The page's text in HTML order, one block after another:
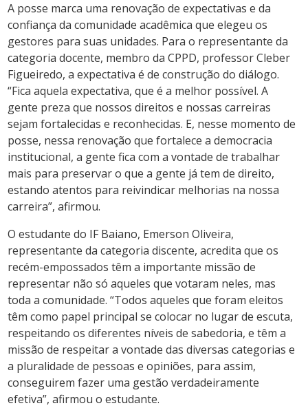
A posse marca uma renovação de expectativas e da
confiança da comunidade acadêmica que elegeu os
gestores para suas unidades. Para o representante da
categoria docente, membro da CPPD, professor Cleber
Figueiredo, a expectativa é de construção do diálogo.
“Fica aquela expectativa, que é a melhor possível. A
gente preza que nossos direitos e nossas carreiras
sejam fortalecidas e reconhecidas. E, nesse momento de
posse, nessa renovação que fortalece a democracia
institucional, a gente fica com a vontade de trabalhar
mais para preservar o que a gente já tem de direito,
estando atentos para reivindicar melhorias na nossa
carreira”, afirmou.
O estudante do IF Baiano, Emerson Oliveira,
representante da categoria discente, acredita que os
recém-empossados têm a importante missão de
representar não só aqueles que votaram neles, mas
toda a comunidade. “Todos aqueles que foram eleitos
têm como papel principal se colocar no lugar de escuta,
respeitando os diferentes níveis de sabedoria, e têm a
missão de respeitar a vontade das diversas categorias e
a pluralidade de pessoas e opiniões, para assim,
conseguirem fazer uma gestão verdadeiramente
efetiva”, afirmou o estudante.